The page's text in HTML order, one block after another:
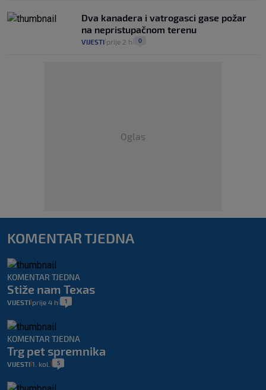
Dva kanadera i vatrogasci gase požar
na nepristupačnom terenu
VIJESTI prije 2 h 0
Oglas
KOMENTAR TJEDNA
KOMENTAR TJEDNA
Stiže nam Texas
VIJESTI prije 4 h 1
KOMENTAR TJEDNA
Trg pet spremnika
VIJESTI 1. kol. 5